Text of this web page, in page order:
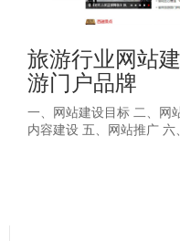
旅游行业网站
游门户品牌
一、网站建设目标 二、网
内容建设 五、网站推广